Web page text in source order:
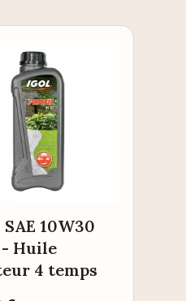
10W30
- Huile
4 temps